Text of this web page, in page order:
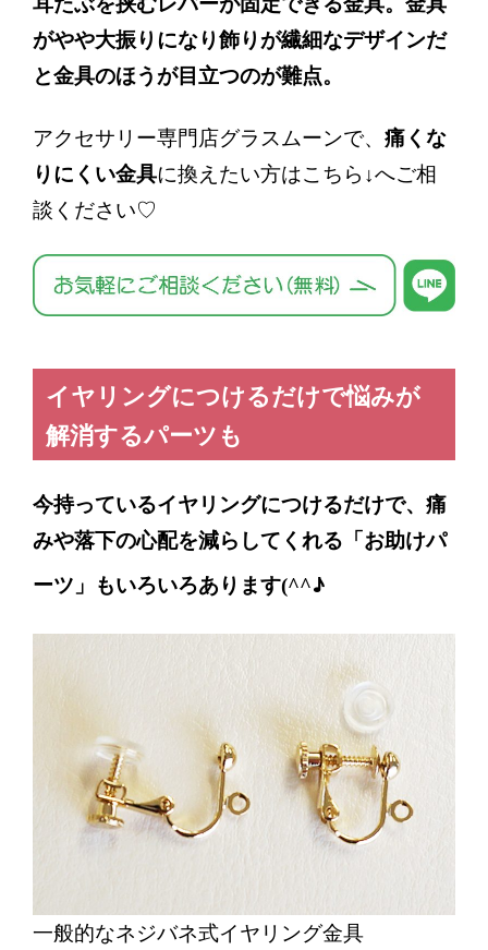
がやや大振りになり飾りが繊細なデザインだ
と金具のほうが目立つのが難点。
アクセサリー専門店グラスムーンで、 痛くな
りにくい金具に換えたい方はこちら↓へご相
談ください♡
イヤリングにつけるだけで悩みが
解消するパーツも
今持っているイヤリングにつけるだけで、痛
みや落下の心配を減らしてくれる「お助けパ
ーツ」もいろいろあります(^^♪
一般的なネジバネ式イヤリング金具